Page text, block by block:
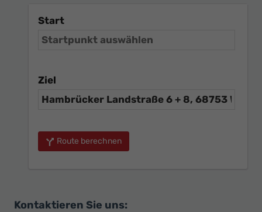
Start
Ziel
Route berechnen
Kontaktieren Sie uns: